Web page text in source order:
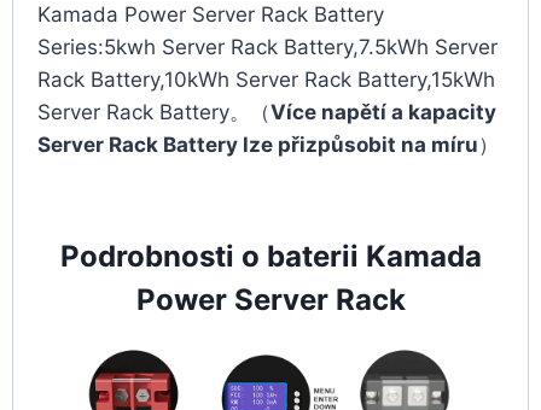
Kamada Power Server Rack Battery
Series:5kwh Server Rack Battery,7.5kWh Server
Rack Battery,10kWh Server Rack Battery,15kWh
Server Rack Battery。（Více napětí a kapacity
Server Rack Battery lze přizpůsobit na míru）
Podrobnosti o baterii Kamada
Power Server Rack